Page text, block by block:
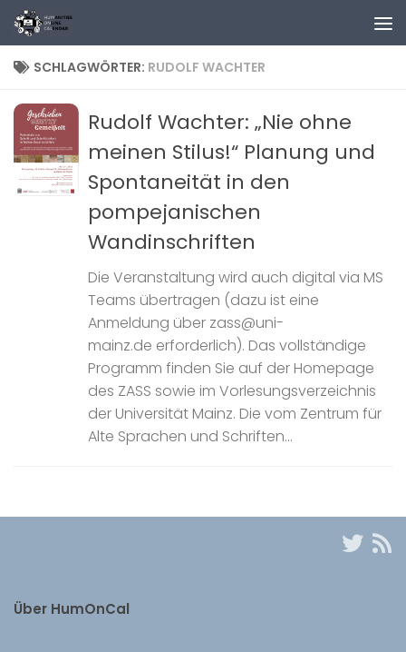
Zum Inhalt springen
SCHLAGWÖRTER: RUDOLF WACHTER
Rudolf Wachter: „Nie ohne
meinen Stilus!“ Planung und
Spontaneität in den
pompejanischen
Wandinschriften
Die Veranstaltung wird auch digital via MS
Teams übertragen (dazu ist eine
Anmeldung über zass@uni-
mainz.de erforderlich). Das vollständige
Programm finden Sie auf der Homepage
des ZASS sowie im Vorlesungsverzeichnis
der Universität Mainz. Die vom Zentrum für
Alte Sprachen und Schriften...
Über HumOnCal